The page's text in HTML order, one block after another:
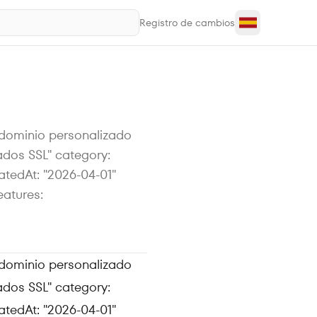
Registro de cambios
personalizado
SSL" category:
"2026-04-01"
personalizado
SSL" category:
"2026-04-01"